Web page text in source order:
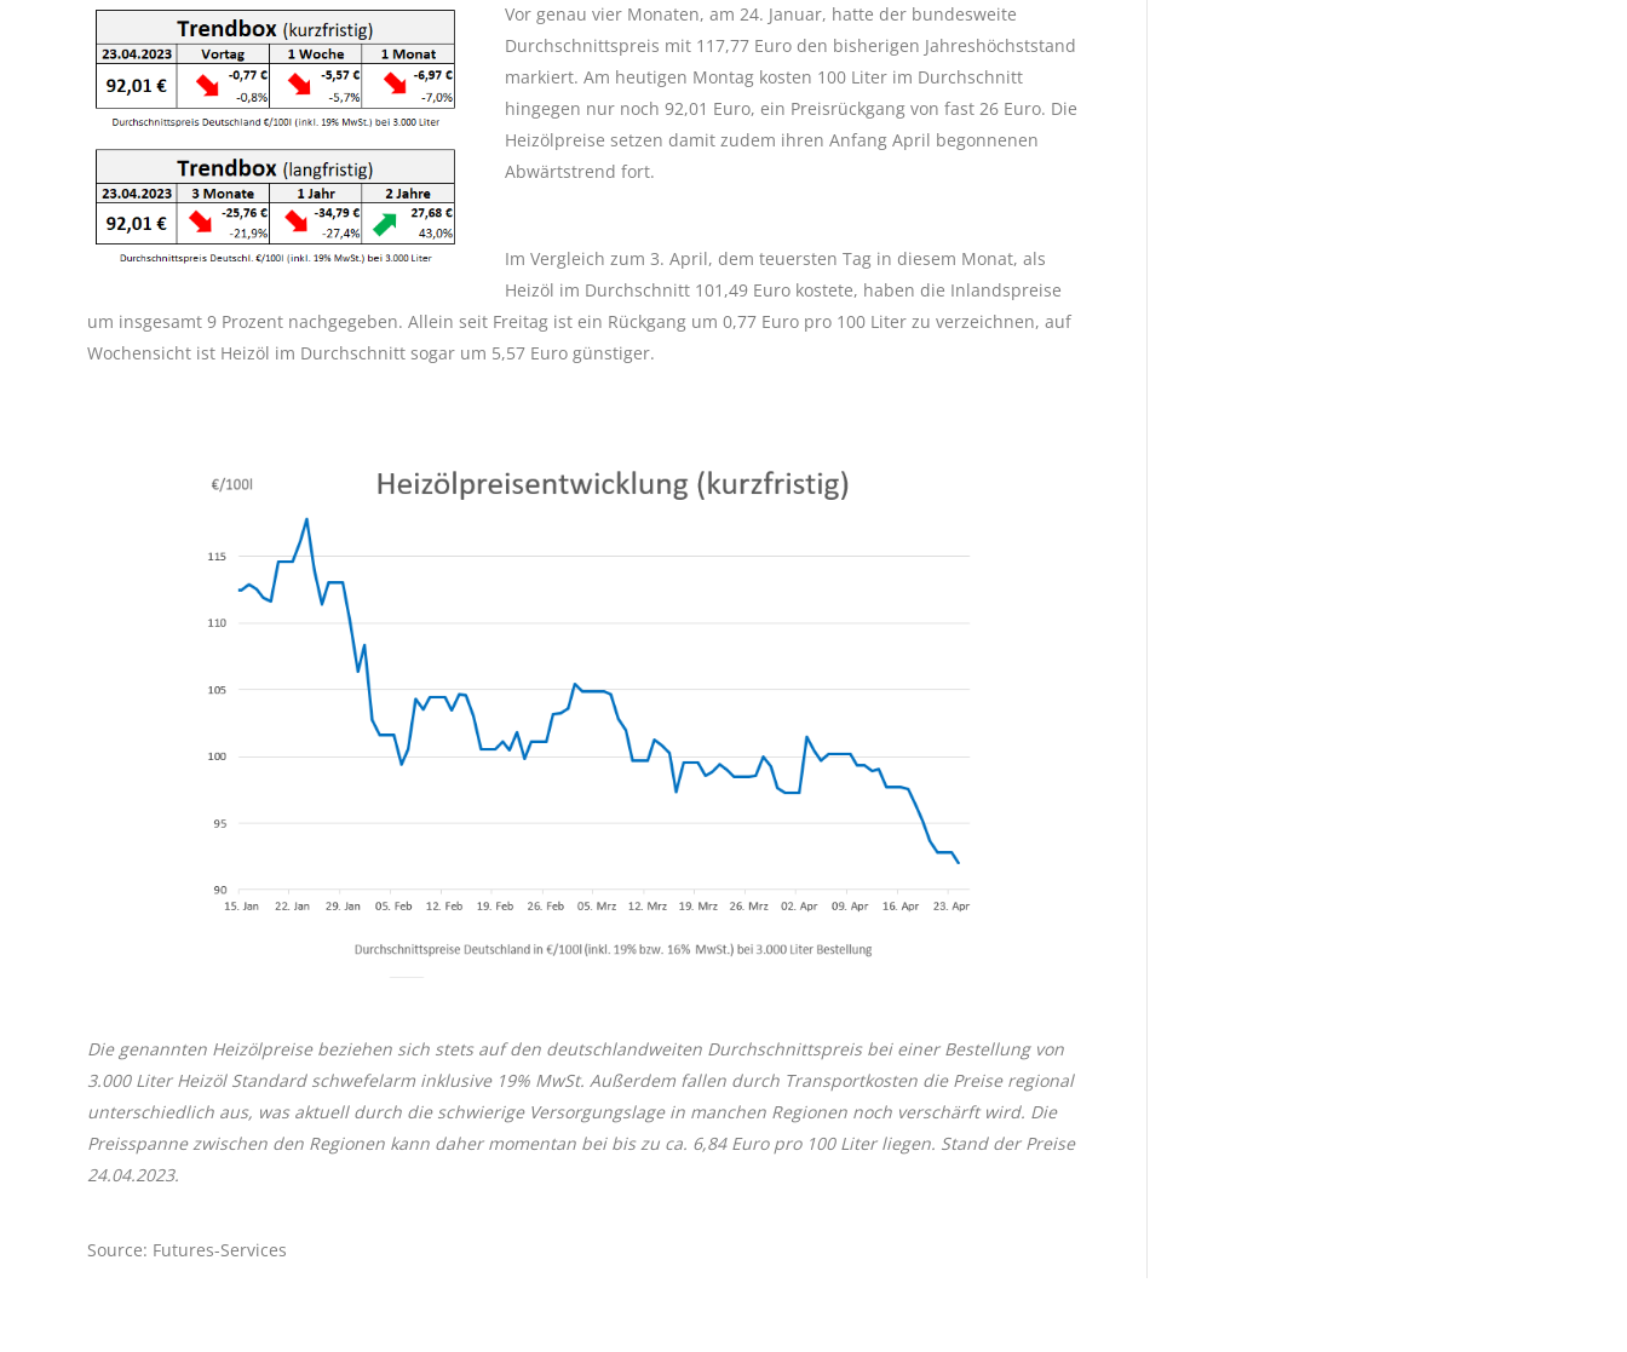
Vor genau vier Monaten, am 24. Januar, hatte der bundesweite
Durchschnittspreis mit 117,77 Euro den bisherigen Jahreshöchststand
markiert. Am heutigen Montag kosten 100 Liter im Durchschnitt
hingegen nur noch 92,01 Euro, ein Preisrückgang von fast 26 Euro. Die
Heizölpreise setzen damit zudem ihren Anfang April begonnenen
Abwärtstrend fort.
Im Vergleich zum 3. April, dem teuersten Tag in diesem Monat, als
Heizöl im Durchschnitt 101,49 Euro kostete, haben die Inlandspreise
um insgesamt 9 Prozent nachgegeben. Allein seit Freitag ist ein Rückgang um 0,77 Euro pro 100 Liter zu verzeichnen, auf
Wochensicht ist Heizöl im Durchschnitt sogar um 5,57 Euro günstiger.
Die genannten Heizölpreise beziehen sich stets auf den deutschlandweiten Durchschnittspreis bei einer Bestellung von
3.000 Liter Heizöl Standard schwefelarm inklusive 19% MwSt. Außerdem fallen durch Transportkosten die Preise regional
unterschiedlich aus, was aktuell durch die schwierige Versorgungslage in manchen Regionen noch verschärft wird. Die
Preisspanne zwischen den Regionen kann daher momentan bei bis zu ca. 6,84 Euro pro 100 Liter liegen. Stand der Preise
24.04.2023.
Source: Futures-Services